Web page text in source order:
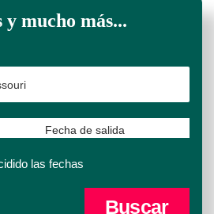
y mucho más...
Fecha de salida
las fechas